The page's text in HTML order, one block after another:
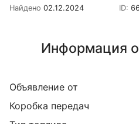
Найдено 02.12.2024 ID:
Информация
Объявление от
Коробка передач